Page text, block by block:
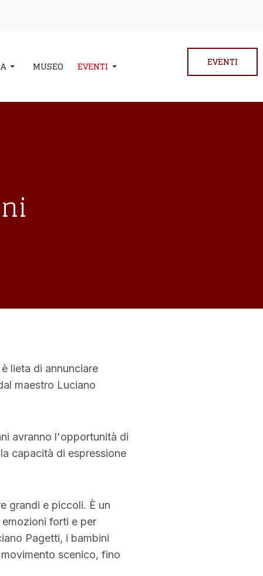
MUSEO EVENTI EVENTI
lieta di annunciare
maestro Luciano
avranno l'opportunità di
capacità di espressione
grandi e piccoli. È un
forti e per
Pagetti, i bambini
scenico, fino